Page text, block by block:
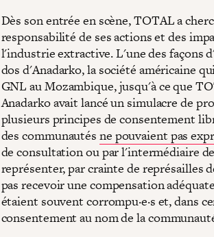
Dès son entrée en scène, TOTAL a
responsabilité de ses actions et des
l'industrie extractive. L'une des façons
dos d'Anadarko, la société américaine
GNL au Mozambique, jusqu'à ce que
Anadarko avait lancé un simulacre de
plusieurs principes de consentement
des communautés ne pouvaient pas
de consultation ou par l'intermédiaire
représenter, par crainte de représailles
pas recevoir une compensation
étaient souvent corrompu·e·s et, dans
consentement au nom de la